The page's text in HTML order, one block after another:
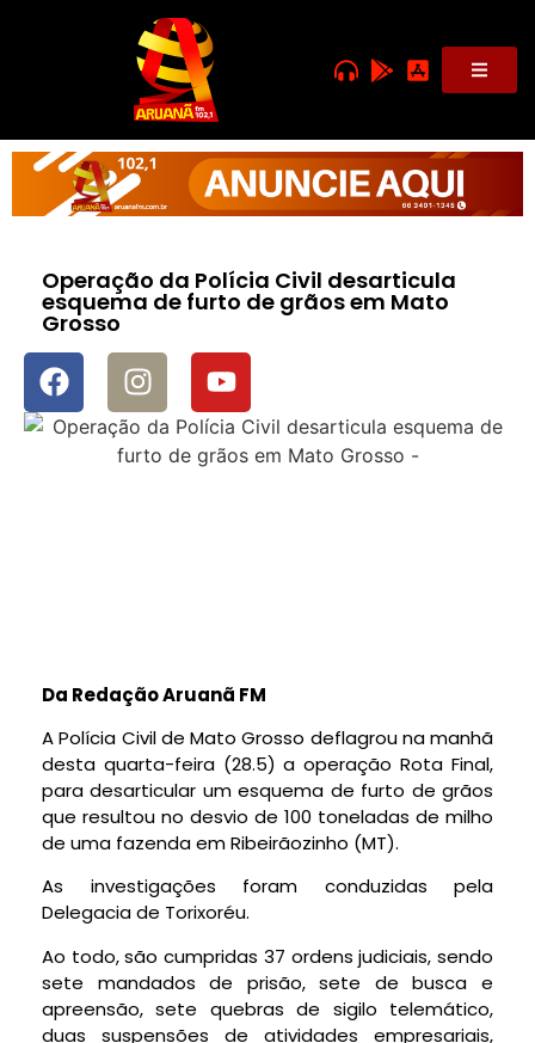
Operação da Polícia Civil desarticula
esquema de furto de grãos em Mato
Grosso
Da Redação Aruanã FM
A Polícia Civil de Mato Grosso deflagrou na manhã
desta quarta-feira (28.5) a operação Rota Final,
para desarticular um esquema de furto de grãos
que resultou no desvio de 100 toneladas de milho
de uma fazenda em Ribeirãozinho (MT).
As investigações foram conduzidas pela
Delegacia de Torixoréu.
Ao todo, são cumpridas 37 ordens judiciais, sendo
sete mandados de prisão, sete de busca e
apreensão, sete quebras de sigilo telemático,
duas suspensões de atividades empresariais,